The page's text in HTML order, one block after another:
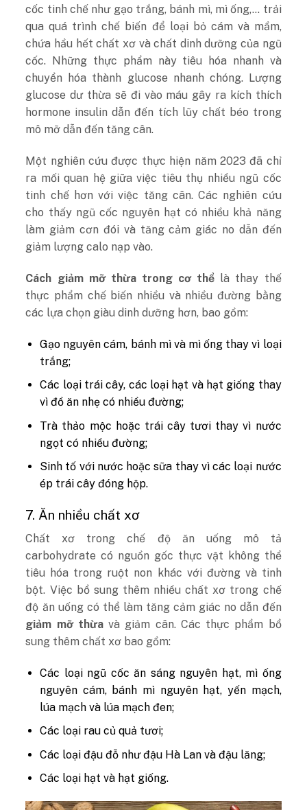
cốc tinh chế như gạo trắng, bánh mì, mì ống,… trải
qua quá trình chế biến để loại bỏ cám và mầm,
chứa hầu hết chất xơ và chất dinh dưỡng của ngũ
cốc. Những thực phẩm này tiêu hóa nhanh và
chuyển hóa thành glucose nhanh chóng. Lượng
glucose dư thừa sẽ đi vào máu gây ra kích thích
hormone insulin dẫn đến tích lũy chất béo trong
mô mỡ dẫn đến tăng cân.
Một nghiên cứu được thực hiện năm 2023 đã chỉ
ra mối quan hệ giữa việc tiêu thụ nhiều ngũ cốc
tinh chế hơn với việc tăng cân. Các nghiên cứu
cho thấy ngũ cốc nguyên hạt có nhiều khả năng
làm giảm cơn đói và tăng cảm giác no dẫn đến
giảm lượng calo nạp vào.
Cách giảm mỡ thừa trong cơ thể là thay thế
thực phẩm chế biến nhiều và nhiều đường bằng
các lựa chọn giàu dinh dưỡng hơn, bao gồm:
Gạo nguyên cám, bánh mì và mì ống thay vì loại
trắng;
Các loại trái cây, các loại hạt và hạt giống thay
vì đồ ăn nhẹ có nhiều đường;
Trà thảo mộc hoặc trái cây tươi thay vì nước
ngọt có nhiều đường;
Sinh tố với nước hoặc sữa thay vì các loại nước
ép trái cây đóng hộp.
7. Ăn nhiều chất xơ
Chất xơ trong chế độ ăn uống mô tả
carbohydrate có nguồn gốc thực vật không thể
tiêu hóa trong ruột non khác với đường và tinh
bột. Việc bổ sung thêm nhiều chất xơ trong chế
độ ăn uống có thể làm tăng cảm giác no dẫn đến
giảm mỡ thừavà giảm cân. Các thực phẩm bổ
sung thêm chất xơ bao gồm:
Các loại ngũ cốc ăn sáng nguyên hạt, mì ống
nguyên cám, bánh mì nguyên hạt, yến mạch,
lúa mạch và lúa mạch đen;
Các loại rau củ quả tươi;
Các loại đậu đỗ như đậu Hà Lan và đậu lăng;
Các loại hạt và hạt giống.